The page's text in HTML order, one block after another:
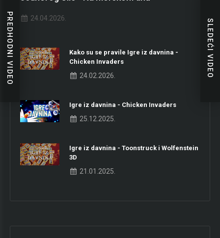
PREDHODNI VIDEO SLEDEĆI VIDEO
24.04.2026.
Kako su se pravile Igre iz davnina -
Chicken Invaders
24.02.2026.
Igre iz davnina - Chicken Invaders
25.12.2025.
Igre iz davnina - Toonstruck i Wolfenstein
3D
21.01.2025.